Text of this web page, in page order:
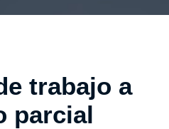
trabajo a
parcial